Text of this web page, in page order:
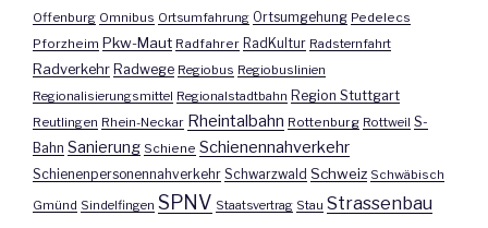
Offenburg Omnibus Ortsumfahrung Ortsumgehung Pedelecs
Pforzheim Pkw-Maut Radfahrer RadKultur Radsternfahrt
Radverkehr Radwege Regiobus Regiobuslinien
Regionalisierungsmittel Regionalstadtbahn Region Stuttgart
Reutlingen Rhein-Neckar Rheintalbahn Rottenburg Rottweil S-
Bahn Sanierung Schiene Schienennahverkehr
Schienenpersonennahverkehr Schwarzwald Schweiz Schwäbisch
Gmünd Sindelfingen SPNV Staatsvertrag Stau Strassenbau